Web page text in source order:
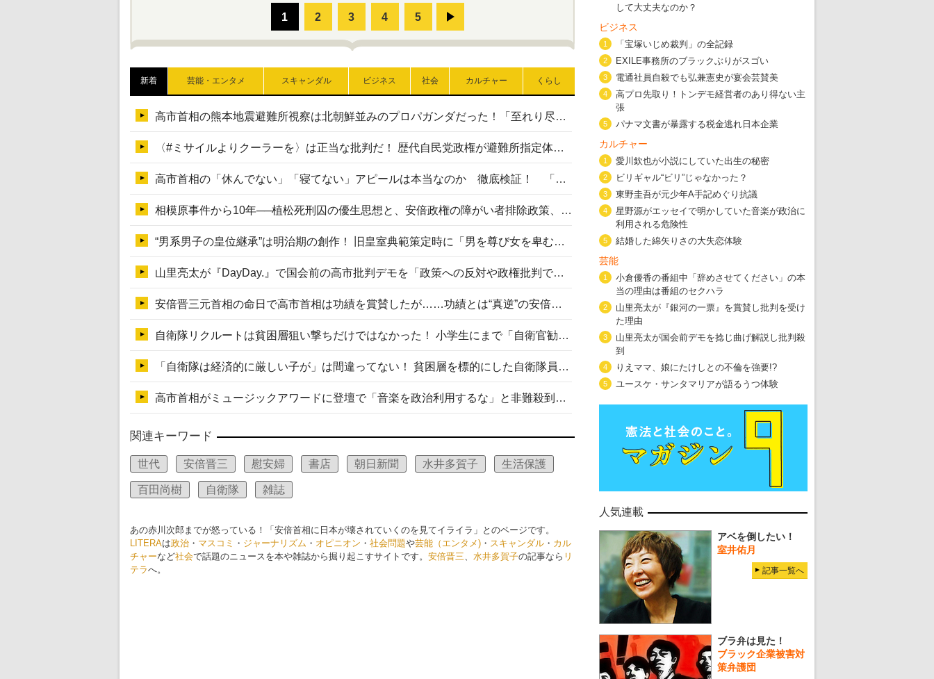
新着 芸能・エンタメ スキャンダル ビジネス 社会 カルチャー くらし
高市首相の熊本地震避難所視察は北朝鮮並みのプロパガンダだった！「至れり尽くせり」の選ばれた避難所の一方で実態は…
〈#ミサイルよりクーラーを〉は正当な批判だ！ 歴代自民党政権が避難所指定体育館へのエアコン設置を遅らせてきた客観的事実
高市首相の「休んでない」「寝てない」アピールは本当なのか 徹底検証！ 「資料読み込み」「アイロンがけ」も矛盾だらけ…
相模原事件から10年──植松死刑囚の優生思想と、安倍政権の障がい者排除政策、右派勢力の差別主義との関係を改めて問う
“男系男子の皇位継承”は明治期の創作！ 旧皇室典範策定時に「男を尊び女を卑むの慣習、人民の脳髄」とトンデモ論で女性天皇を否定
山里亮太が『DayDay.』で国会前の高市批判デモを「政策への反対や政権批判でない」と捻じ曲げ解説 デモ参加者から批判殺到
安倍晋三元首相の命日で高市首相は功績を賞賛したが……功績とは“真逆”の安倍元首相のトンデモ発言を振り返る
自衛隊リクルートは貧困層狙い撃ちだけではなかった！ 小学生にまで「自衛官勧誘」目的のパンフレット作成
「自衛隊は経済的に厳しい子が」は間違ってない！ 貧困層を標的にした自衛隊員募集、やす子、山上被告も…日本でも進む“経済的徴兵制”
高市首相がミュージックアワードに登壇で「音楽を政治利用するな」と非難殺到！ MAJの国策的本質を批判する声も
関連キーワード
世代 安倍晋三 慰安婦 書店 朝日新聞 水井多賀子 生活保護
百田尚樹 自衛隊 雑誌
あの赤川次郎までが怒っている！「安倍首相に日本が壊されていくのを見てイライラ」とのページです。
LITERAは政治 ・ マスコミ ・ ジャーナリズム ・ オピニオン ・ 社会問題や芸能（エンタメ) ・ スキャンダル ・ カル
チャーなど社会で話題のニュースを本や雑誌から掘り起こすサイトです。 安倍晋三、 水井多賀子の記事なら リ
テラへ。
して大丈夫なのか？
ビジネス
1 「宝塚いじめ裁判」の全記録
2 EXILE事務所のブラックぶりがスゴい
3 電通社員自殺でも弘兼憲史が宴会芸賛美
4
高プロ先取り！トンデモ経営者のあり得ない主
張
5 パナマ文書が暴露する税金逃れ日本企業
カルチャー
1 愛川欽也が小説にしていた出生の秘密
2 ビリギャル“ビリ”じゃなかった？
3 東野圭吾が元少年A手記めぐり抗議
4
星野源がエッセイで明かしていた音楽が政治に
利用される危険性
5 結婚した綿矢りさの大失恋体験
芸能
1
小倉優香の番組中「辞めさせてください」の本
当の理由は番組のセクハラ
2
山里亮太が『銀河の一票』を賞賛し批判を受け
た理由
3
山里亮太が国会前デモを捻じ曲げ解説し批判殺
到
4 りえママ、娘にたけしとの不倫を強要!?
5 ユースケ・サンタマリアが語るうつ体験
人気連載
アベを倒したい！
室井佑月
記事一覧へ
ブラ弁は見た！
ブラック企業被害対
策弁護団